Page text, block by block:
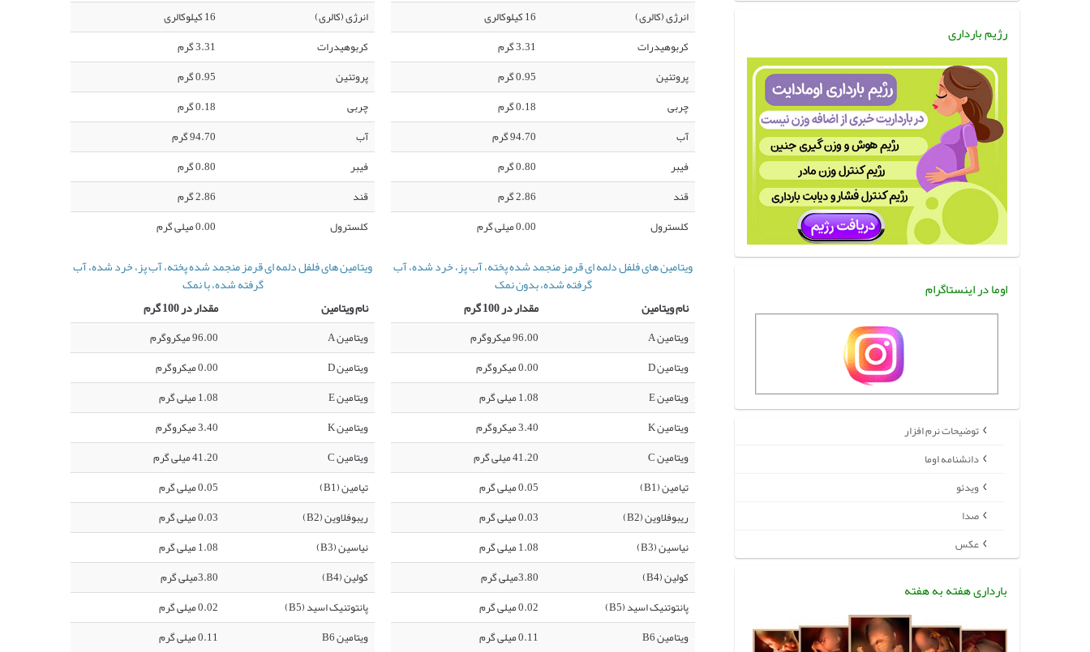
انرژی (کالری)
16 کیلوکالری
کربوهیدرات
3.31 گرم
پروتئین
0.95 گرم
چربی
0.18 گرم
آب
94.70 گرم
فیبر
0.80 گرم
قند
2.86 گرم
کلسترول
0.00 میلی گرم
ویتامین های فلفل دلمه ای قرمز منجمد شده پخته، آب پز، خرد شده، آب
گرفته شده، با نمک
نام ویتامین
مقدار در 100 گرم
ویتامین A
96.00 میکروگرم
ویتامین D
0.00 میکروگرم
ویتامین E
1.08 میلی گرم
ویتامین K
3.40 میکروگرم
ویتامین C
41.20 میلی گرم
تیامین (B1)
0.05 میلی گرم
ریبوفلاوین (B2)
0.03 میلی گرم
نیاسین (B3)
1.08 میلی گرم
کولین (B4)
3.80میلی گرم
پانتوتنیک اسید (B5)
0.02 میلی گرم
ویتامین B6
0.11 میلی گرم
انرژی (کالری)
16 کیلوکالری
کربوهیدرات
3.31 گرم
پروتئین
0.95 گرم
چربی
0.18 گرم
آب
94.70 گرم
فیبر
0.80 گرم
قند
2.86 گرم
کلسترول
0.00 میلی گرم
ویتامین های فلفل دلمه ای قرمز منجمد شده پخته، آب پز، خرد شده، آب
گرفته شده، بدون نمک
نام ویتامین
مقدار در 100 گرم
ویتامین A
96.00 میکروگرم
ویتامین D
0.00 میکروگرم
ویتامین E
1.08 میلی گرم
ویتامین K
3.40 میکروگرم
ویتامین C
41.20 میلی گرم
تیامین (B1)
0.05 میلی گرم
ریبوفلاوین (B2)
0.03 میلی گرم
نیاسین (B3)
1.08 میلی گرم
کولین (B4)
3.80میلی گرم
پانتوتنیک اسید (B5)
0.02 میلی گرم
ویتامین B6
0.11 میلی گرم
رژیم بارداری
اوما در اینستاگرام
توضیحات نرم افزار
دانشنامه اوما
ویدئو
صدا
عکس
بارداری هفته به هفته